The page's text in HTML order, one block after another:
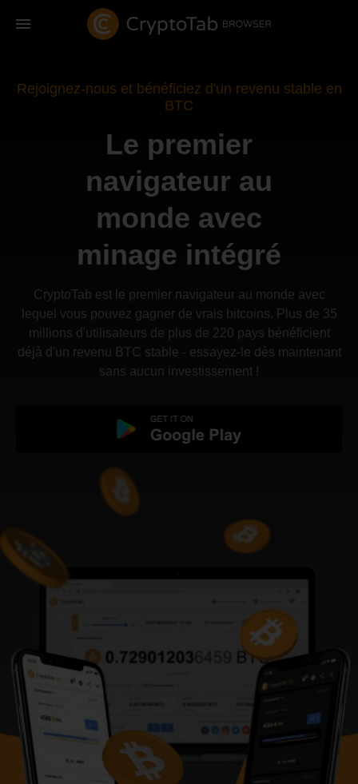
Rejoignez-nous et bénéficiez d'un revenu stable en
BTC
Le premier
navigateur au
monde avec
minage intégré
CryptoTab est le premier navigateur au monde avec
lequel vous pouvez gagner de vrais bitcoins. Plus de 35
millions d'utilisateurs de plus de 220 pays bénéficient
déjà d'un revenu BTC stable - essayez-le dès maintenant
sans aucun investissement !